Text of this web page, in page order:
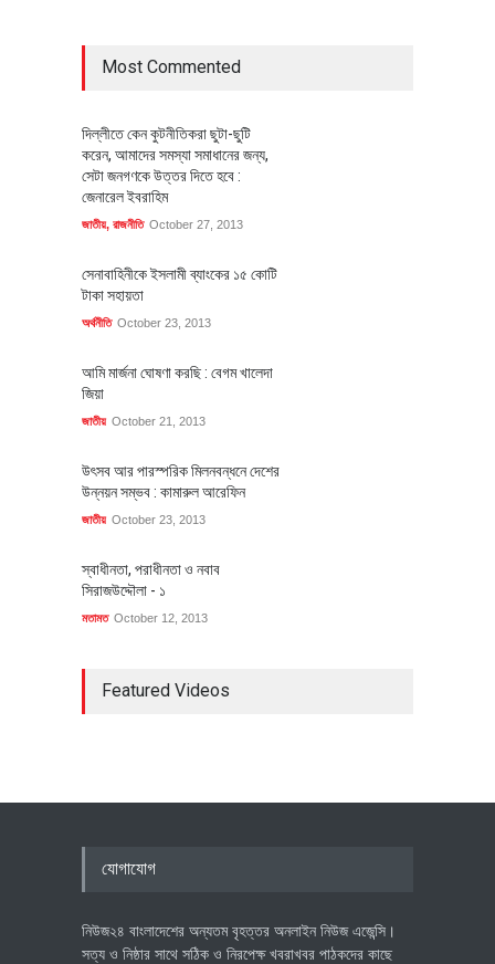
Most Commented
দিল্লীতে কেন কুটনীতিকরা ছুটা-ছুটি
করেন, আমাদের সমস্যা সমাধানের জন্য,
সেটা জনগণকে উত্তর দিতে হবে :
জেনারেল ইবরাহিম
জাতীয়, রাজনীতি October 27, 2013
সেনাবাহিনীকে ইসলামী ব্যাংকের ১৫ কোটি
টাকা সহায়তা
অর্থনীতি October 23, 2013
আমি মার্জনা ঘোষণা করছি : বেগম খালেদা
জিয়া
জাতীয় October 21, 2013
উৎসব আর পারস্পরিক মিলনবন্ধনে দেশের
উন্নয়ন সম্ভব : কামারুল আরেফিন
জাতীয় October 23, 2013
স্বাধীনতা, পরাধীনতা ও নবাব
সিরাজউদ্দৌলা - ১
মতামত October 12, 2013
Featured Videos
যোগাযোগ
নিউজ২৪ বাংলাদেশের অন্যতম বৃহত্তর অনলাইন নিউজ এজেন্সি।
সত্য ও নিষ্ঠার সাথে সঠিক ও নিরপেক্ষ খবরাখবর পাঠকদের কাছে